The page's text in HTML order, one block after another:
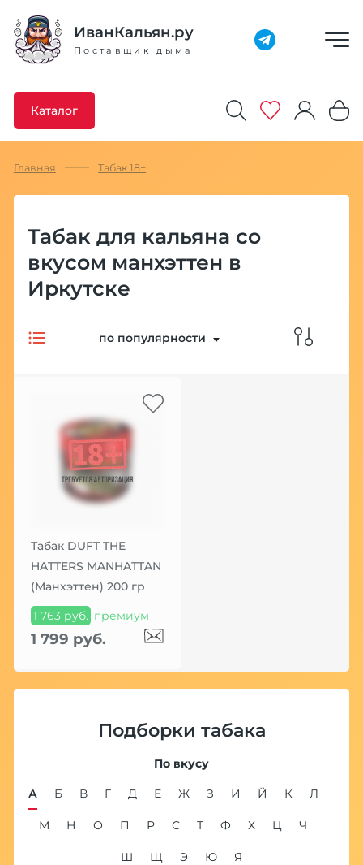
ИванКальян.ру
Поставщик дыма
Каталог
Добавлено максимальное кол-во товара
Главная Табак 18+
Табак для кальяна со
вкусом манхэттен в
Иркутске
по популярности
Табак DUFT THE
HATTERS MANHATTAN
(Манхэттен) 200 гр
1 763 руб. премиум
1 799 руб.
Подборки табака
По вкусу
А Б В Г Д Е Ж З И Й К Л
М Н О П Р С Т Ф Х Ц Ч
Ш Щ Э Ю Я